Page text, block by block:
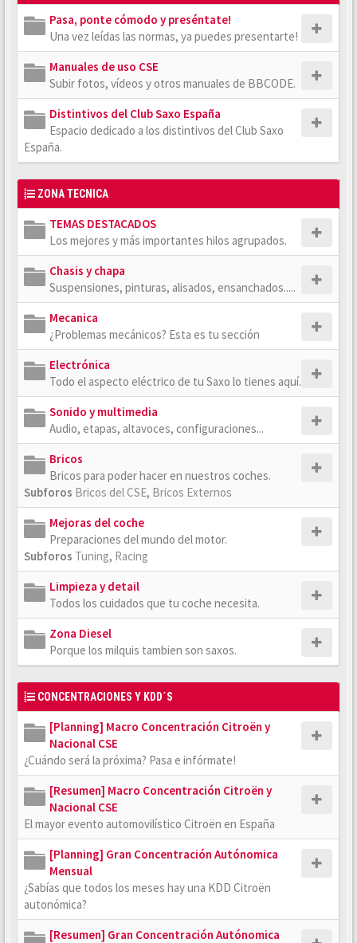
Pasa, ponte cómodo y preséntate!
Una vez leídas las normas, ya puedes presentarte!
Manuales de uso CSE
Subir fotos, vídeos y otros manuales de BBCODE.
Distintivos del Club Saxo España
Espacio dedicado a los distintivos del Club Saxo
España.
ZONA TECNICA
TEMAS DESTACADOS
Los mejores y más importantes hilos agrupados.
Chasis y chapa
Suspensiones, pinturas, alisados, ensanchados.....
Mecanica
¿Problemas mecánicos? Esta es tu sección
Electrónica
Todo el aspecto eléctrico de tu Saxo lo tienes aquí.
Sonido y multimedia
Audio, etapas, altavoces, configuraciones...
Bricos
Bricos para poder hacer en nuestros coches.
Subforos Bricos del CSE, Bricos Externos
Mejoras del coche
Preparaciones del mundo del motor.
Subforos Tuning, Racing
Limpieza y detail
Todos los cuidados que tu coche necesita.
Zona Diesel
Porque los milquis tambien son saxos.
CONCENTRACIONES Y KDD´S
[Planning] Macro Concentración Citroën y
Nacional CSE
¿Cuándo será la próxima? Pasa e infórmate!
[Resumen] Macro Concentración Citroën y
Nacional CSE
El mayor evento automovilístico Citroën en España
[Planning] Gran Concentración Autónomica
Mensual
¿Sabías que todos los meses hay una KDD Citroën
autonómica?
[Resumen] Gran Concentración Autónomica